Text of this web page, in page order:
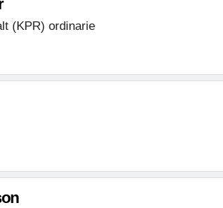
(KPR) ordinarie